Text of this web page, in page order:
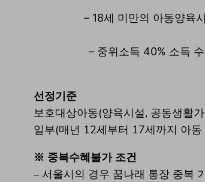
– 18세 미만의 아동양육
– 중위소득 40% 소득
선정기준
보호대상아동(양육시설, 공동생활
일부(매년 12세부터 17세까지 아동
※ 중복수혜불가 조건
– 서울시의 경우 꿈나래 통장 중복